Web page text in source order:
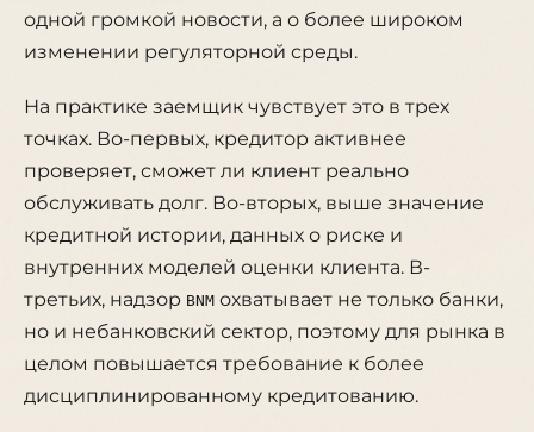
одной громкой новости, а о более широком
изменении регуляторной среды.
На практике заемщик чувствует это в трех
точках. Во-первых, кредитор активнее
проверяет, сможет ли клиент реально
обслуживать долг. Во-вторых, выше значение
кредитной истории, данных о риске и
внутренних моделей оценки клиента. В-
третьих, надзор BNM охватывает не только банки,
но и небанковский сектор, поэтому для рынка в
целом повышается требование к более
дисциплинированному кредитованию.